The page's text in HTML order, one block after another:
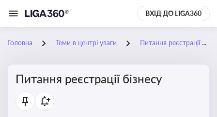
ВХІД ДО LIGA360
Головна Теми в центрі уваги Питання реєстрації бізнесу
Питання реєстрації бізнесу